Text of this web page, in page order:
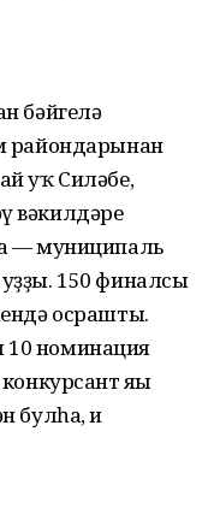
бәйгелә
райондарынан
уҡ Силәбе,
вәкилдәре
— муниципаль
150 финалсы
осрашты.
номинация
яңы
булһа, иң